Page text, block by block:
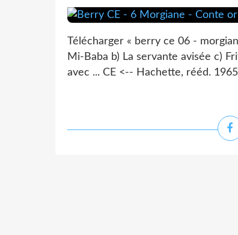
Télécharger « berry ce 06 -
Mi-Baba b) La servante avisée c)
avec ... CE <-- Hachette, rééd.